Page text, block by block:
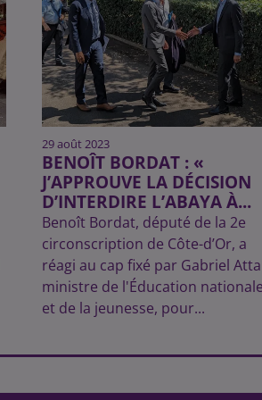
29 août 2023
BENOÎT BORDAT : «
J’APPROUVE LA DÉCISION
D’INTERDIRE L’ABAYA À...
Benoît Bordat, député de la 2e
circonscription de Côte-d’Or, a
réagi au cap fixé par Gabriel
ministre de l'Éducation
et de la jeunesse, pour...